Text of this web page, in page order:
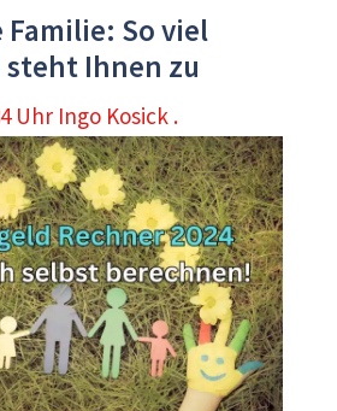
So viel
Ihnen zu
Uhr Ingo Kosick .